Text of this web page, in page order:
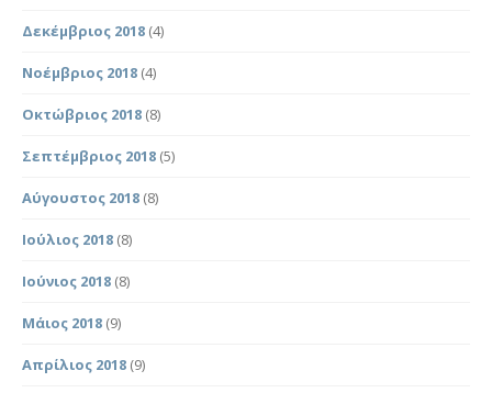
Δεκέμβριος 2018 (4)
Νοέμβριος 2018 (4)
Οκτώβριος 2018 (8)
Σεπτέμβριος 2018 (5)
Αύγουστος 2018 (8)
Ιούλιος 2018 (8)
Ιούνιος 2018 (8)
Μάιος 2018 (9)
Απρίλιος 2018 (9)